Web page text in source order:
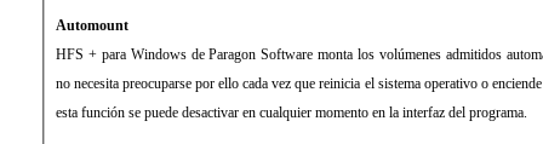
Automount
HFS + para Windows de Paragon Software monta los volúmenes admitidos
no necesita preocuparse por ello cada vez que reinicia el sistema operativo o
esta función se puede desactivar en cualquier momento en la interfaz del programa.